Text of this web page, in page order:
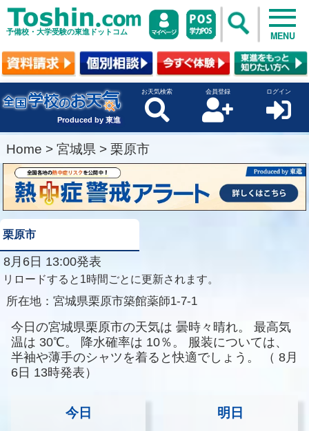
予備校・大学受験の東進ドットコム MENU
Produced by 東進
お天気検索 会員登録 ログイン
Home > 宮城県 > 栗原市
栗原市
8月6日 13:00発表
リロードすると1時間ごとに更新されます。
所在地： 宮城県栗原市築館薬師1-7-1
今日の宮城県栗原市の天気は 曇時々晴れ。
最高気
温は 30℃。 降水確率は 10％。
服装については、
半袖や薄手のシャツを着ると快適でしょう。
（ 8月
6日 13時発表）
今日 明日